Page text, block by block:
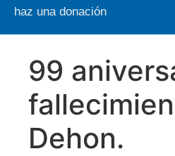
haz una donación
99
Dehon.